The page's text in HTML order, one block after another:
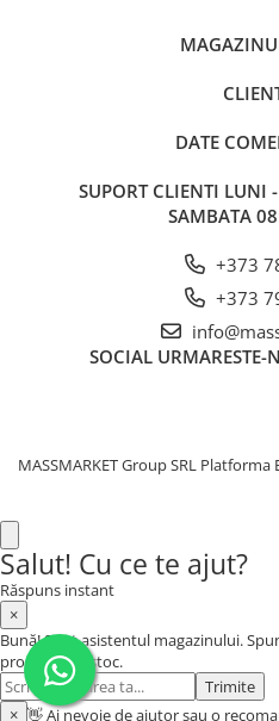
DATE
SUPORT CLIENTI LUNI
SAMBATA
+373
+373
SOCIAL URMARESTE-
MASSMARKET Group SRL Platforma
Salut! Cu ce te ajut?
Răspuns instant
×
Bună! Sunt asistentul magazinului.
produse din stoc.
Trimite
× 👋 Ai nevoie de ajutor sau o